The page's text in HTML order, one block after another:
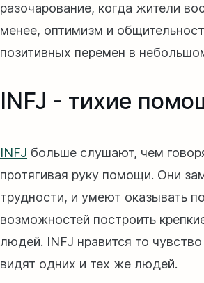
разочарование, когда жители
менее, оптимизм и
позитивных перемен в
INFJ - тихие
INFJ больше слушают, чем
протягивая руку помощи. Они
трудности, и умеют оказывать
возможностей построить
людей. INFJ нравится то
видят одних и тех же людей.